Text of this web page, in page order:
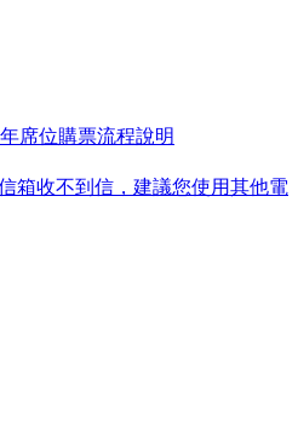
席位購票流程說明
箱收不到信，建議您使用其他電